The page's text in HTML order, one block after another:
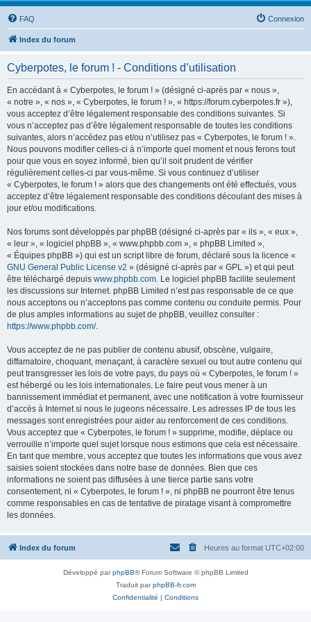
FAQ Connexion
Index du forum
Cyberpotes, le forum ! - Conditions d’utilisation
En accédant à « Cyberpotes, le forum ! » (désigné ci-après par « nous »,
« notre », « nos », « Cyberpotes, le forum ! », « https://forum.cyberpotes.fr »),
vous acceptez d’être légalement responsable des conditions suivantes. Si
vous n’acceptez pas d’être légalement responsable de toutes les conditions
suivantes, alors n’accédez pas et/ou n’utilisez pas « Cyberpotes, le forum ! ».
Nous pouvons modifier celles-ci à n’importe quel moment et nous ferons tout
pour que vous en soyez informé, bien qu’il soit prudent de vérifier
régulièrement celles-ci par vous-même. Si vous continuez d’utiliser
« Cyberpotes, le forum ! » alors que des changements ont été effectués, vous
acceptez d’être légalement responsable des conditions découlant des mises à
jour et/ou modifications.
Nos forums sont développés par phpBB (désigné ci-après par « ils », « eux »,
« leur », « logiciel phpBB », « www.phpbb.com », « phpBB Limited »,
« Équipes phpBB ») qui est un script libre de forum, déclaré sous la licence «
GNU General Public License v2 » (désigné ci-après par « GPL ») et qui peut
être téléchargé depuis www.phpbb.com. Le logiciel phpBB facilite seulement
les discussions sur Internet. phpBB Limited n’est pas responsable de ce que
nous acceptons ou n’acceptons pas comme contenu ou conduite permis. Pour
de plus amples informations au sujet de phpBB, veuillez consulter :
https://www.phpbb.com/.
Vous acceptez de ne pas publier de contenu abusif, obscène, vulgaire,
diffamatoire, choquant, menaçant, à caractère sexuel ou tout autre contenu qui
peut transgresser les lois de votre pays, du pays où « Cyberpotes, le forum ! »
est hébergé ou les lois internationales. Le faire peut vous mener à un
bannissement immédiat et permanent, avec une notification à votre fournisseur
d’accès à Internet si nous le jugeons nécessaire. Les adresses IP de tous les
messages sont enregistrées pour aider au renforcement de ces conditions.
Vous acceptez que « Cyberpotes, le forum ! » supprime, modifie, déplace ou
verrouille n’importe quel sujet lorsque nous estimons que cela est nécessaire.
En tant que membre, vous acceptez que toutes les informations que vous avez
saisies soient stockées dans notre base de données. Bien que ces
informations ne soient pas diffusées à une tierce partie sans votre
consentement, ni « Cyberpotes, le forum ! », ni phpBB ne pourront être tenus
comme responsables en cas de tentative de piratage visant à compromettre
les données.
Index du forum Heures au format UTC+02:00
Développé parphpBB® Forum Software © phpBB Limited
Traduit parphpBB-fr.com
Confidentialité | Conditions